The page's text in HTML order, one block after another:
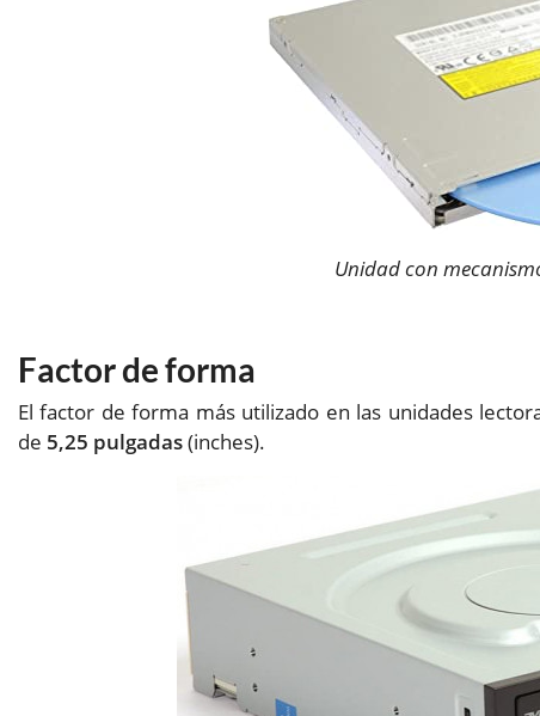
Unidad con
Factor de forma
El factor de forma más utilizado en las unidades
de 5,25 pulgadas(inches).